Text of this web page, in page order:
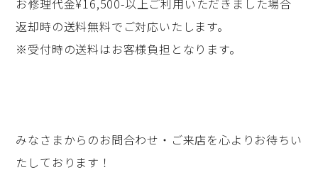
お修理代金¥16,500-以上ご利用いただきました場合
返却時の送料無料でご対応いたします。
※受付時の送料はお客様負担となります。
みなさまからのお問合わせ・ご来店を心よりお待ちい
たしております！